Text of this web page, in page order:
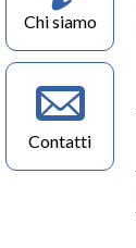
Chi siamo
Contatti